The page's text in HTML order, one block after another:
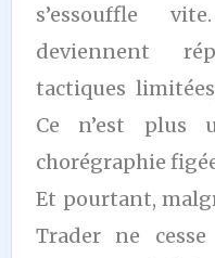
s’essouffle
deviennent
tactiques
Ce n’est plus
chorégraphie
Et pourtant,
Trader ne